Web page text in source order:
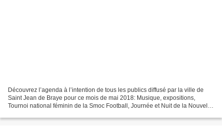
Découvrez l’agenda à l’intention de tous les publics diffusé par la ville de
Saint Jean de Braye pour ce mois de mai 2018: Musique, expositions,
Tournoi national féminin de la Smoc Football, Journée et Nuit de la Nouvelle,